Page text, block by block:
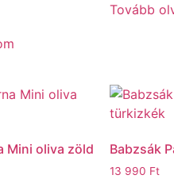
Tovább
Mini oliva zöld Babzsák
13 990 Ft